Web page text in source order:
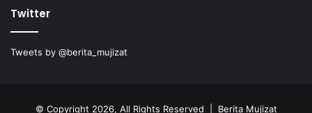
Twitter
Tweets by @berita_mujizat
© Copyright 2026, All Rights Reserved | Berita Mujizat